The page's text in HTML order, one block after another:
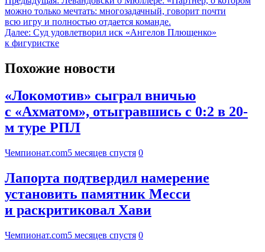
можно только мечтать: многозадачный, говорит почти
всю игру и полностью отдается команде.
Далее: Суд удовлетворил иск «Ангелов Плющенко»
к фигуристке
Похожие новости
«Локомотив» сыграл вничью
с «Ахматом», отыгравшись с 0:2 в 20-
м туре РПЛ
Чемпионат.com5 месяцев спустя 0
Лапорта подтвердил намерение
установить памятник Месси
и раскритиковал Хави
Чемпионат.com5 месяцев спустя 0